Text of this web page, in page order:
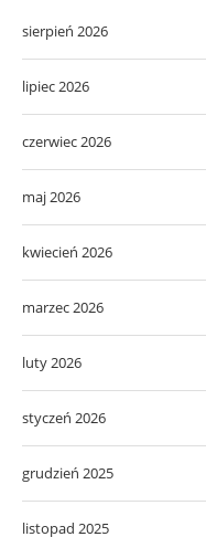
sierpień 2026
lipiec 2026
czerwiec 2026
maj 2026
kwiecień 2026
marzec 2026
luty 2026
styczeń 2026
grudzień 2025
listopad 2025